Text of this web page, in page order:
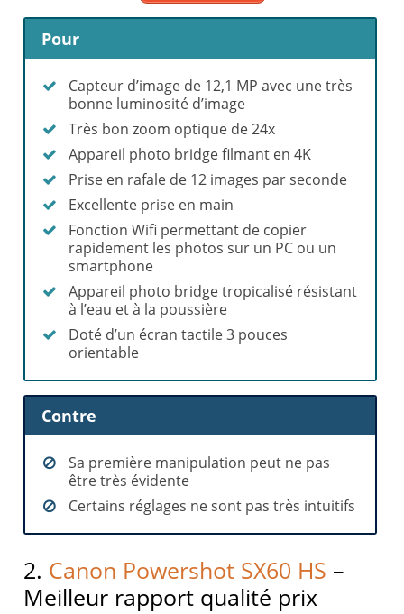
Pour
Capteur d’image de 12,1 MP avec une très
bonne luminosité d’image
Très bon zoom optique de 24x
Appareil photo bridge filmant en 4K
Prise en rafale de 12 images par seconde
Excellente prise en main
Fonction Wifi permettant de copier
rapidement les photos sur un PC ou un
smartphone
Appareil photo bridge tropicalisé résistant
à l’eau et à la poussière
Doté d’un écran tactile 3 pouces
orientable
Contre
Sa première manipulation peut ne pas
être très évidente
Certains réglages ne sont pas très intuitifs
2. Canon Powershot SX60 HS –
Meilleur rapport qualité prix